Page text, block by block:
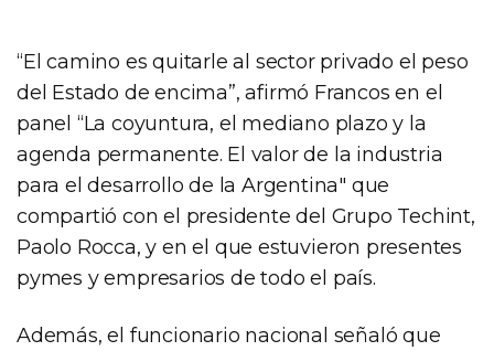
“El camino es quitarle al sector privado el peso
del Estado de encima”, afirmó Francos en el
panel “La coyuntura, el mediano plazo y la
agenda permanente. El valor de la industria
para el desarrollo de la Argentina" que
compartió con el presidente del Grupo Techint,
Paolo Rocca, y en el que estuvieron presentes
pymes y empresarios de todo el país.
Además, el funcionario nacional señaló que